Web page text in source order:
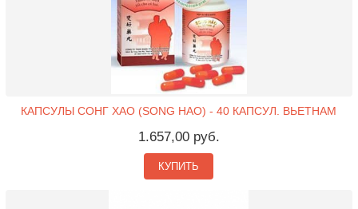
КАПСУЛЫ СОНГ ХАО (SONG HAO) - 40 КАПСУЛ. ВЬЕТНАМ
1.657,00 руб.
КУПИТЬ